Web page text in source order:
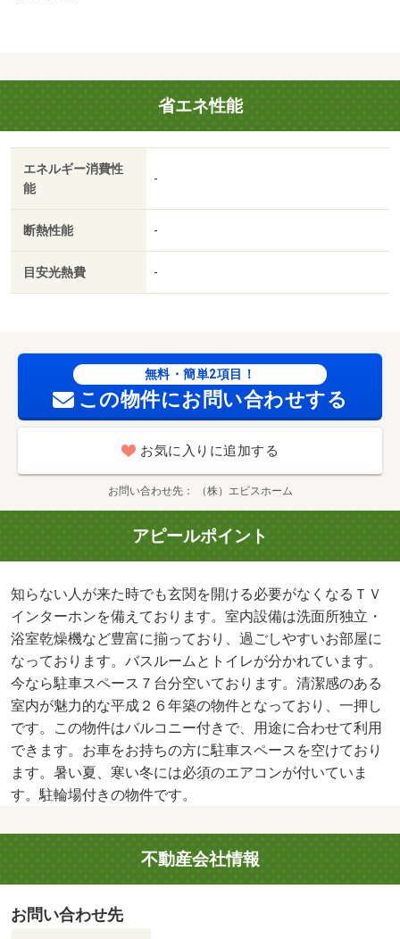
す。・賃貸保証等：加入要（ハウスリーブ ハウスリーブ
株式会社 契約時保証委託料：２．２万／月額保証委託
料：賃料総額の２．２％又は５．５％ ※ペット可は２．
５万／２．５％）・維持費等：町内会費３００円／月・管
理形態／管理員の勤務形態：不在・室内設備は浴室乾燥
機・洗面所独立などが揃っており、とても充実していま
賃が５万円以下のお部屋になっております。大量の洗濯物
もバルコニーで解決。/クリーニング費用 60000円/鍵セッ
ト費 3300円
省エネ性能
エネルギー消費性
能
-
断熱性能 -
目安光熱費 -
無料・簡単2項目！
この物件にお問い合わせする
お気に入りに追加する
お問い合わせ先 （株）エビスホーム
アピールポイント
知らない人が来た時でも玄関を開ける必要がなくなるＴＶ
インターホンを備えております。室内設備は洗面所独立・
浴室乾燥機など豊富に揃っており、過ごしやすいお部屋に
なっております。バスルームとトイレが分かれています。
今なら駐車スペース７台分空いております。清潔感のある
室内が魅力的な平成２６年築の物件となっており、一押し
です。この物件はバルコニー付きで、用途に合わせて利用
できます。お車をお持ちの方に駐車スペースを空けており
ます。暑い夏、寒い冬には必須のエアコンが付いていま
す。駐輪場付きの物件です。
不動産会社情報
お問い合わせ先